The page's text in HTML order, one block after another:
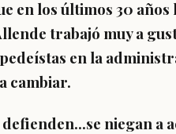
en los últimos 30
trabajó muy a
en la
cambiar.
niegan a